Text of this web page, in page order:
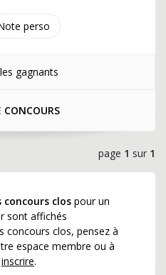
perso
gagnants
CONCOURS
page 1 sur 1
concours clospour un
sont affichés
concours clos, pensez à
espace membre ou à
inscrire.